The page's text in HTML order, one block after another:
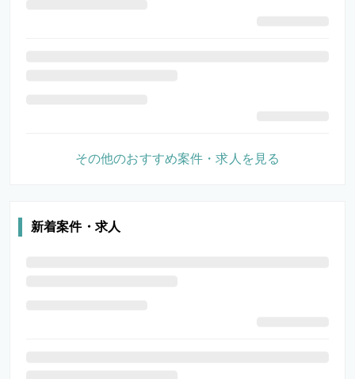
その他のおすすめ案件・求人を見る
新着案件・求人